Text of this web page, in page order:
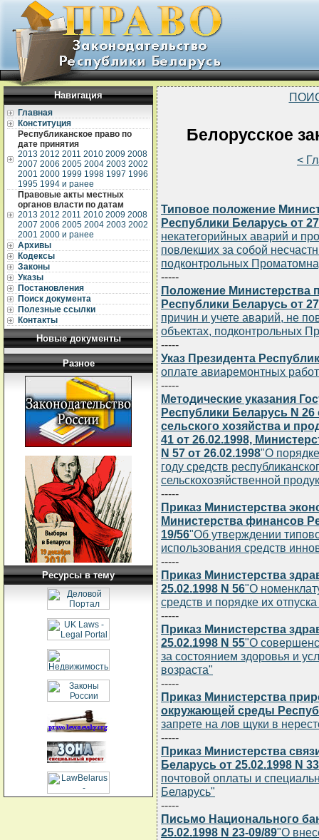
Навигация
Главная
Конституция
Республиканское право по
дате принятия
2013 2012 2011 2010 2009 2008
2007 2006 2005 2004 2003 2002
2001 2000 1999 1998 1997 1996
1995 1994 и ранее
Правовые акты местных
органов власти по датам
2013 2012 2011 2010 2009 2008
2007 2006 2005 2004 2003 2002
2001 2000 и ранее
Архивы
Кодексы
Законы
Указы
Постановления
Поиск документа
Полезные ссылки
Контакты
Новые документы
Разное
Ресурсы в тему
Белорусское
<
Типовое положение
Республики Беларусь от
некатегорийных аварий и
повлекших за собой
подконтрольных
-----
Положение Министерства
Республики Беларусь от
причин и учете аварий, не
объектах, подконтрольных
-----
Указ Президента
оплате авиаремонтных
-----
Методические указания
Республики Беларусь N 26
сельского хозяйства и
41 от 26.02.1998,
N 57 от 26.02.1998"О
году средств
сельскохозяйственной
-----
Приказ Министерства
Министерства финансов
19/56"Об утверждении
использования средств
-----
Приказ Министерства
25.02.1998 N 56"О
средств и порядке их
-----
Приказ Министерства
25.02.1998 N 55"О
за состоянием здоровья и
возраста"
-----
Приказ Министерства
окружающей среды
запрете на лов щуки в
-----
Приказ Министерства
Беларусь от 25.02.1998 N 33
почтовой оплаты и
Беларусь"
-----
Письмо Национального
25.02.1998 N 23-09/89"О